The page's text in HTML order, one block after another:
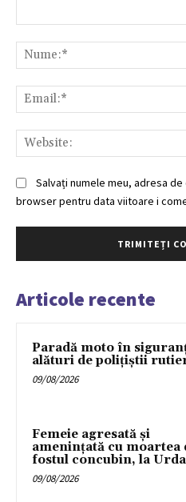
Salvați numele meu, adresa
browser pentru data viitoare i
Articole recente
Paradă moto în
alături de polițiștii
09/08/2026
Femeie agresată și
amenințată cu moartea
fostul concubin, la
09/08/2026